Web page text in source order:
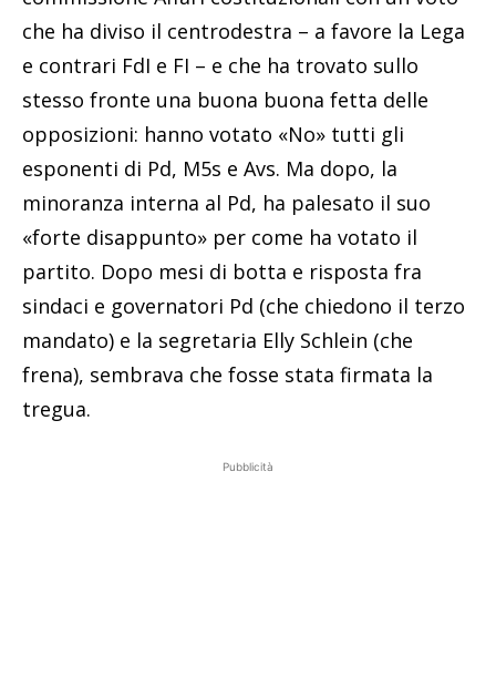
che ha diviso il centrodestra – a favore la Lega
e contrari FdI e FI – e che ha trovato sullo
stesso fronte una buona buona fetta delle
opposizioni: hanno votato «No» tutti gli
esponenti di Pd, M5s e Avs. Ma dopo, la
minoranza interna al Pd, ha palesato il suo
«forte disappunto» per come ha votato il
partito. Dopo mesi di botta e risposta fra
sindaci e governatori Pd (che chiedono il terzo
mandato) e la segretaria Elly Schlein (che
frena), sembrava che fosse stata firmata la
tregua.
Pubblicità